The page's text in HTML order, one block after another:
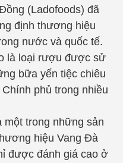
(Ladofoods) đã
định thương hiệu
nước và quốc tế.
là loại rượu được sử
bữa yến tiệc chiêu
phủ trong nhiều
trong những sản
hiệu Vang Đà
được đánh giá cao ở